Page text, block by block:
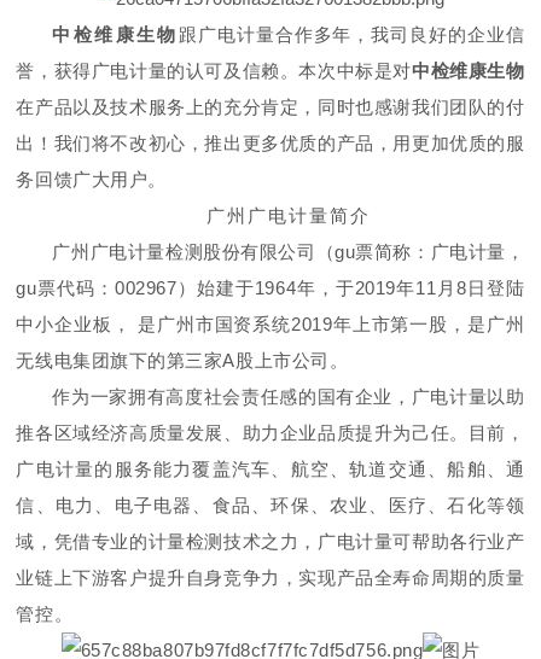
中检维康生物 跟广电计量合作多年，我司良好的企业信
誉，获得广电计量的认可及信赖。本次中标是对中检维康生物
在产品以及技术服务上的充分肯定，同时也感谢我们团队的付
出！我们将不改初心，推出更多优质的产品，用更加优质的服
务回馈广大用户。
广州广电计量简介
广州广电计量检测股份有限公司（gu票简称：广电计量，
gu票代码：002967）始建于1964年，于2019年11月8日登陆
中小企业板， 是广州市国资系统2019年上市第一股，是广州
无线电集团旗下的第三家A股上市公司。
作为一家拥有高度社会责任感的国有企业，广电计量以助
推各区域经济高质量发展、助力企业品质提升为己任。目前，
广电计量的服务能力覆盖汽车、航空、轨道交通、船舶、通
信、电力、电子电器、食品、环保、农业、医疗、石化等领
域，凭借专业的计量检测技术之力，广电计量可帮助各行业产
业链上下游客户提升自身竞争力，实现产品全寿命周期的质量
管控。